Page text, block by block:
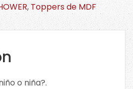
, Toppers de MDF
o niña?.